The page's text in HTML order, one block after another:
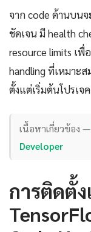
จาก code ด้านบน
ชัดเจน มี health
resource limits เ
handling ที่เหมาะ
ตั้งแต่เริ่มต้นโปรเจค
เนื้อหาเกี่ยวข้อง —
Developer
การติดตั้